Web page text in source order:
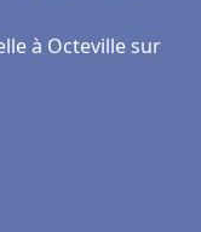
à Octeville sur